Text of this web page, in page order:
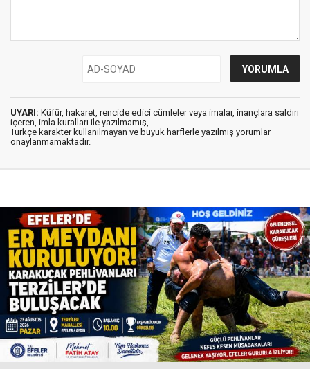
UYARI: Küfür, hakaret, rencide edici cümleler veya imalar, inançlara saldırı
içeren, imla kuralları ile yazılmamış,
Türkçe karakter kullanılmayan ve büyük harflerle yazılmış yorumlar
onaylanmamaktadır.